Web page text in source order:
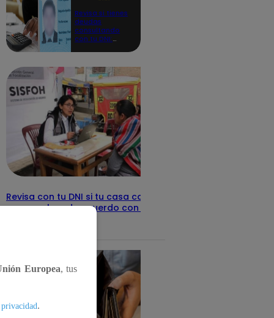
Revisa si tienes
deudas
consultando
con tu DNI:
detalles
Revisa con tu DNI si tu casa califica
como pobre, de acuerdo con el Sisfoh
Europea, tus
.